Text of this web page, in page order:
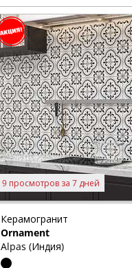
9 просмотров за 7 дней
Керамогранит
Ornament
Alpas (Индия)